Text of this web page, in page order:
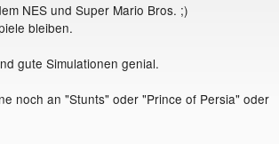
NES und Super Mario Bros. ;)
bleiben.
gute Simulationen genial.
noch an "Stunts" oder "Prince of Persia" oder